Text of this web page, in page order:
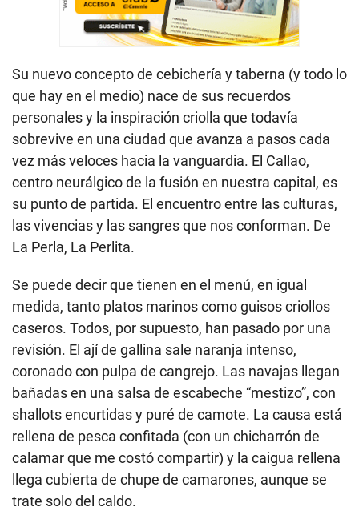
Su nuevo concepto de cebichería y taberna (y todo lo
que hay en el medio) nace de sus recuerdos
personales y la inspiración criolla que todavía
sobrevive en una ciudad que avanza a pasos cada
vez más veloces hacia la vanguardia. El Callao,
centro neurálgico de la fusión en nuestra capital, es
su punto de partida. El encuentro entre las culturas,
las vivencias y las sangres que nos conforman. De
La Perla, La Perlita.
Se puede decir que tienen en el menú, en igual
medida, tanto platos marinos como guisos criollos
caseros. Todos, por supuesto, han pasado por una
revisión. El ají de gallina sale naranja intenso,
coronado con pulpa de cangrejo. Las navajas llegan
bañadas en una salsa de escabeche “mestizo”, con
shallots encurtidas y puré de camote. La causa está
rellena de pesca confitada (con un chicharrón de
calamar que me costó compartir) y la caigua rellena
llega cubierta de chupe de camarones, aunque se
trate solo del caldo.